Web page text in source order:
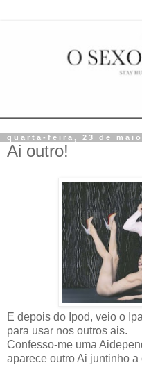
quarta-feira, 23 de maio
Ai outro!
E depois do Ipod, veio o
para usar nos outros ais.
Confesso-me uma
aparece outro Ai juntinho